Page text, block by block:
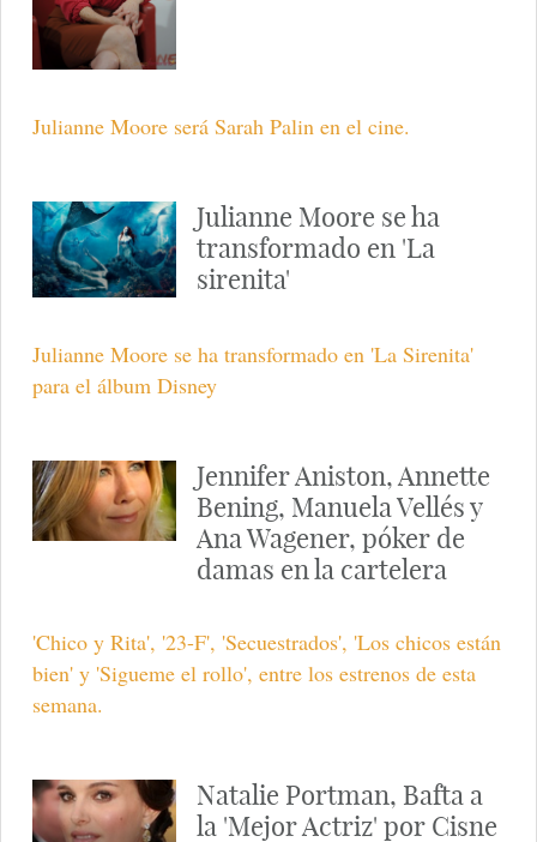
Julianne Moore será Sarah Palin en el cine.
Julianne Moore se ha
transformado en 'La
sirenita'
Julianne Moore se ha transformado en 'La Sirenita'
para el álbum Disney
Jennifer Aniston, Annette
Bening, Manuela Vellés y
Ana Wagener, póker de
damas en la cartelera
'Chico y Rita', '23-F', 'Secuestrados', 'Los chicos están
bien' y 'Sigueme el rollo', entre los estrenos de esta
semana.
Natalie Portman, Bafta a
la 'Mejor Actriz' por Cisne